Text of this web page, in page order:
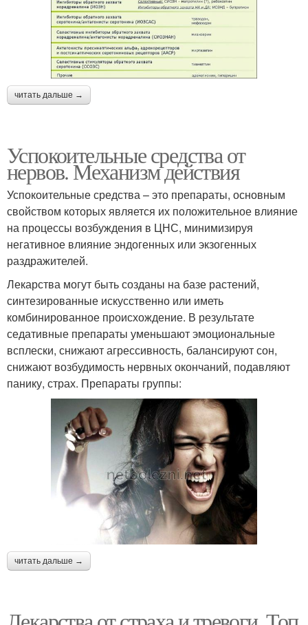
читать дальше →
Успокоительные средства от
нервов. Механизм действия
Успокоительные средства – это препараты, основным
свойством которых является их положительное влияние
на процессы возбуждения в ЦНС, минимизируя
негативное влияние эндогенных или экзогенных
раздражителей.
Лекарства могут быть созданы на базе растений,
синтезированные искусственно или иметь
комбинированное происхождение. В результате
седативные препараты уменьшают эмоциональные
всплески, снижают агрессивность, балансируют сон,
снижают возбудимость нервных окончаний, подавляют
панику, страх. Препараты группы:
читать дальше →